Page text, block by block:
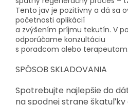
Tento jav je pozitívny a dá sa
početnosti aplikácií
a zvýšením príjmu tekutín. V
odporúčame konzultáciu
s poradcom alebo terapeutom.
SPÔSOB SKLADOVANIA
Spotrebujte najlepšie do
na spodnej strane škatuľky